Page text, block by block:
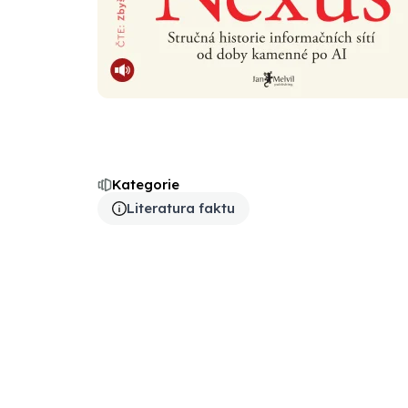
Kategorie
Literatura faktu